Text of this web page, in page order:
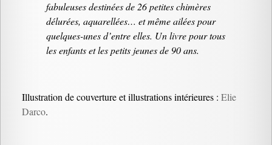
fabuleuses destinées de 26 petites chimères
délurées, aquarellées… et même ailées pour
quelques-unes d’entre elles. Un livre pour tous
les enfants et les petits jeunes de 90 ans.
Illustration de couverture et illustrations intérieures : Elie
Darco.